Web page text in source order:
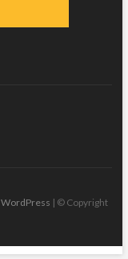
WordPress | © Copyright